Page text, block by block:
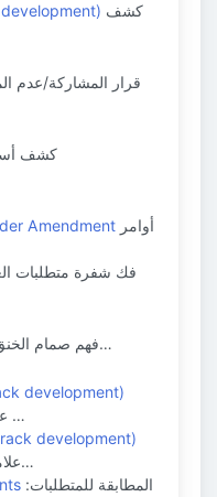
Amendment
C/K (الحفر): فهم صمام الخنق و…
development)
علامات الصدفة: نافذة على فشل …
development)
علامات القوقعة: فك شفرة قصة ن…